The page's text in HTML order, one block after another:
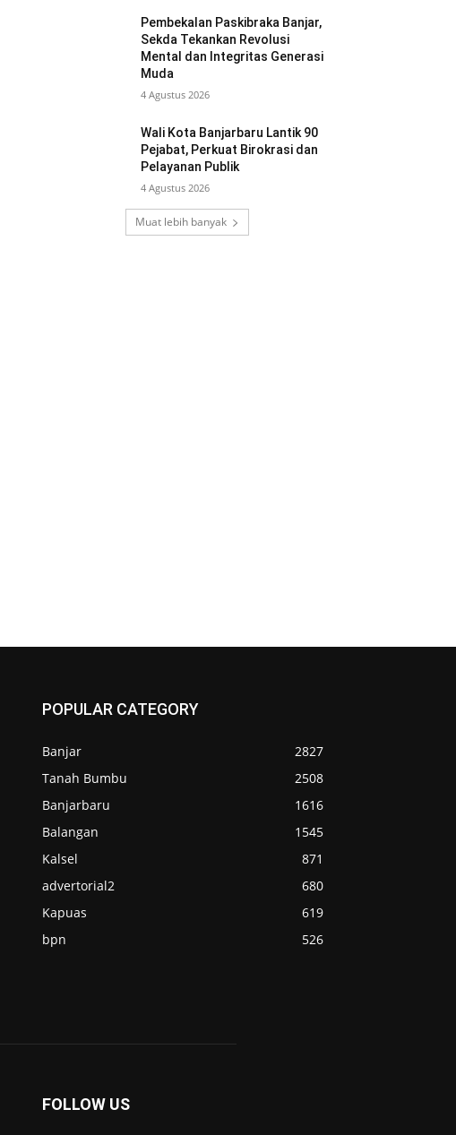
Pembekalan Paskibraka Banjar,
Sekda Tekankan Revolusi
Mental dan Integritas Generasi
Muda
4 Agustus 2026
Wali Kota Banjarbaru Lantik 90
Pejabat, Perkuat Birokrasi dan
Pelayanan Publik
4 Agustus 2026
Muat lebih banyak
POPULAR CATEGORY
Banjar
2827
Tanah Bumbu
2508
Banjarbaru
1616
Balangan
1545
Kalsel
871
advertorial2
680
Kapuas
619
bpn
526
FOLLOW US